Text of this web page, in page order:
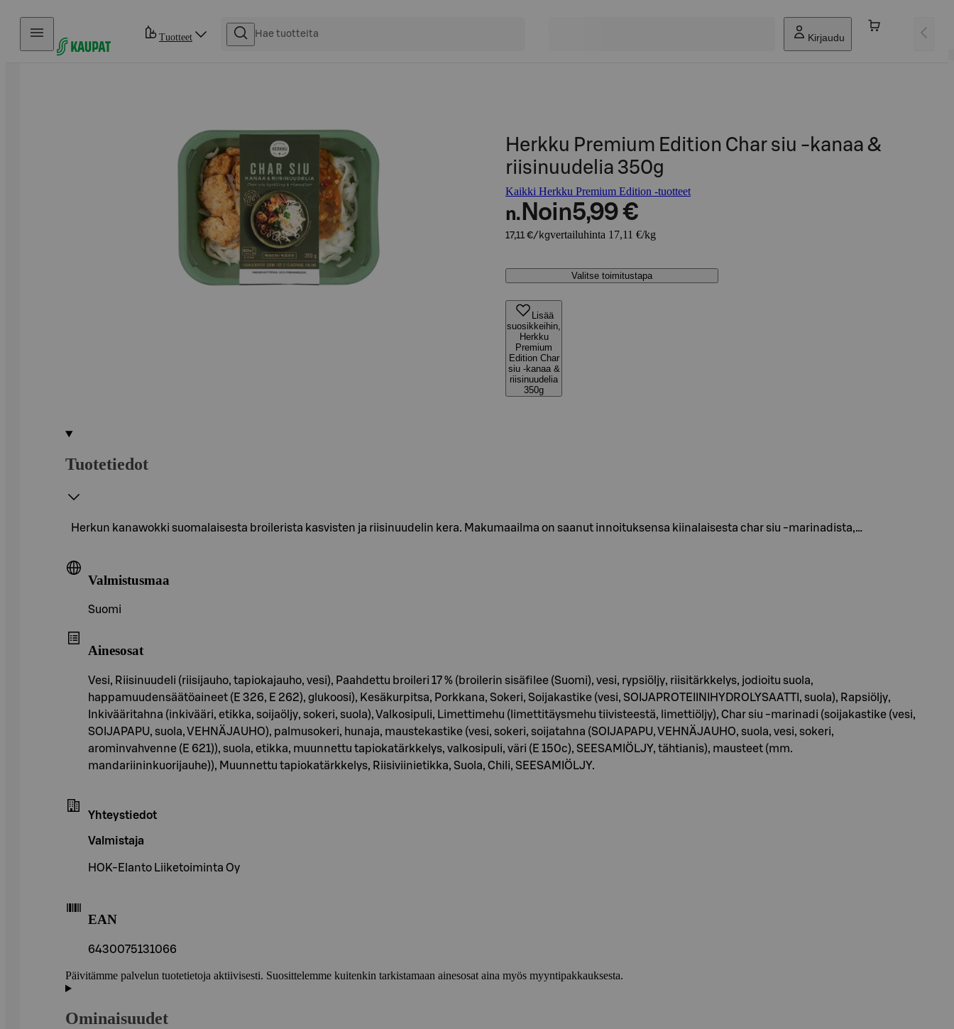
Hyppää sisältöön
Tuotteet Kirjaudu
Herkku Premium Edition Char siu -kanaa &
riisinuudelia 350g
Kaikki Herkku Premium Edition -tuotteet
n. Noin5,99 €
17,11 €/kgvertailuhinta 17,11 €/kg
Valitse toimitustapa
Lisää
suosikkeihin,
Herkku
Premium
Edition Char
siu -kanaa &
riisinuudelia
350g
Tuotetiedot
Herkun kanawokki suomalaisesta broilerista kasvisten ja riisinuudelin kera. Makumaailma on saanut innoituksensa kiinalaisesta char siu -marinadista,…
Valmistusmaa
Suomi
Ainesosat
Vesi, Riisinuudeli (riisijauho, tapiokajauho, vesi), Paahdettu broileri 17 % (broilerin sisäfilee (Suomi), vesi, rypsiöljy, riisitärkkelys, jodioitu suola,
happamuudensäätöaineet (E 326, E 262), glukoosi), Kesäkurpitsa, Porkkana, Sokeri, Soijakastike (vesi, SOIJAPROTEIINIHYDROLYSAATTI, suola), Rapsiöljy,
Inkivääritahna (inkivääri, etikka, soijaöljy, sokeri, suola), Valkosipuli, Limettimehu (limettitäysmehu tiivisteestä, limettiöljy), Char siu -marinadi (soijakastike (vesi,
SOIJAPAPU, suola, VEHNÄJAUHO), palmusokeri, hunaja, maustekastike (vesi, sokeri, soijatahna (SOIJAPAPU, VEHNÄJAUHO, suola, vesi, sokeri,
arominvahvenne (E 621)), suola, etikka, muunnettu tapiokatärkkelys, valkosipuli, väri (E 150c), SEESAMIÖLJY, tähtianis), mausteet (mm.
mandariininkuorijauhe)), Muunnettu tapiokatärkkelys, Riisiviinietikka, Suola, Chili, SEESAMIÖLJY.
Yhteystiedot
Valmistaja
HOK-Elanto Liiketoiminta Oy
EAN
6430075131066
Päivitämme palvelun tuotetietoja aktiivisesti. Suosittelemme kuitenkin tarkistamaan ainesosat aina myös myyntipakkauksesta.
Ominaisuudet